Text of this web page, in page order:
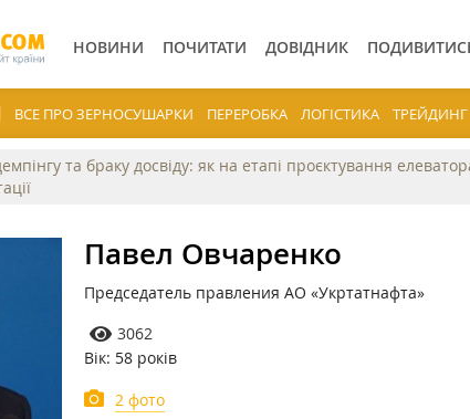
НОВИНИ ПОЧИТАТИ ДОВІДНИК
ВСЕ ПРО ЗЕРНОСУШАРКИ ПЕРЕРОБКА ЛОГІСТИКА ТРЕЙДИНГ
та браку досвіду: як на етапі проєктування
Павел Овчаренко
Председатель правления АО «Укртатнафта»
3062
Вік: 58 років
2 фото